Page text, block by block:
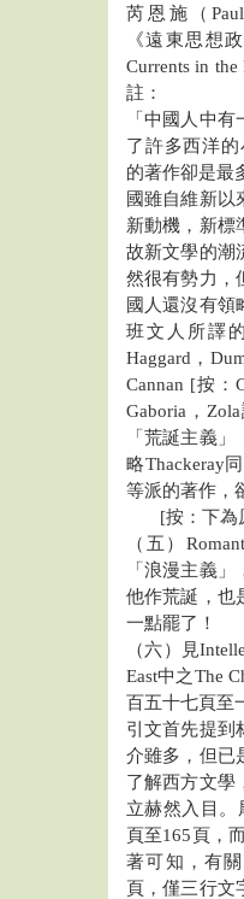
芮恩施（Paul
《遠東思想
Currents in
註：
「中國人中
了許多西洋的
的著作卻是
國雖自維新以
新動機，新標
故新文學的潮
然很有勢力，
國人還沒有領
班文人所譯的
Haggard，
Cannan [按：
Gaboria，
「荒誕主義
略Thackeray
等派的著作，
[按：下為
（五）
「浪漫主義
他作荒誕，也
一點罷了！
（六）見
East中之The
百五十七頁至
引文首先提到
介雖多，但已
了解西方文學
立赫然入目。
頁至165頁，
著可知，有
頁，僅三行文